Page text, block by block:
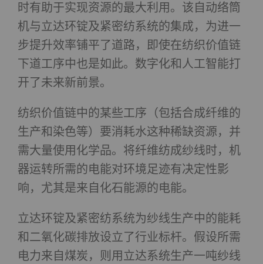
时有助于实现资源的最大利用。该自动络筒
机与立达环锭及紧密纺系统的集成，为进一
步提升效率铺平了道路，即使在纺织价值链
下道工序中也是如此。数字化和人工智能打
开了未来新前景。
纺织价值链中的某些工序（包括合成纤维的
生产和染色等）要消耗水这种稀缺资源，并
需大量使用化学品。将纤维纺成纱线时，机
器运转所需的电能对环境足迹有决定性影
响，尤其是来自化石能源的电能。
立达环锭及紧密纺系统为纱线生产中的能耗
和二氧化碳排放设立了行业标杆。假设所需
电力来自煤炭，则用立达系统生产一吨纱线